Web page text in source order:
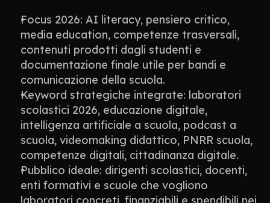
Focus 2026: AI literacy, pensiero critico,
media education, competenze trasversali,
contenuti prodotti dagli studenti e
documentazione finale utile per bandi e
comunicazione della scuola.
Keyword strategiche integrate: laboratori
scolastici 2026, educazione digitale,
intelligenza artificiale a scuola, podcast a
scuola, videomaking didattico, PNRR scuola,
competenze digitali, cittadinanza digitale.
Pubblico ideale: dirigenti scolastici, docenti,
enti formativi e scuole che vogliono
laboratori concreti, finanziabili e spendibili nei